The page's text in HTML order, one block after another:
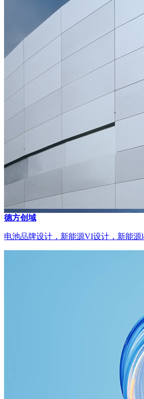
德方创域
电池品牌设计，新能源VI设计，新能源